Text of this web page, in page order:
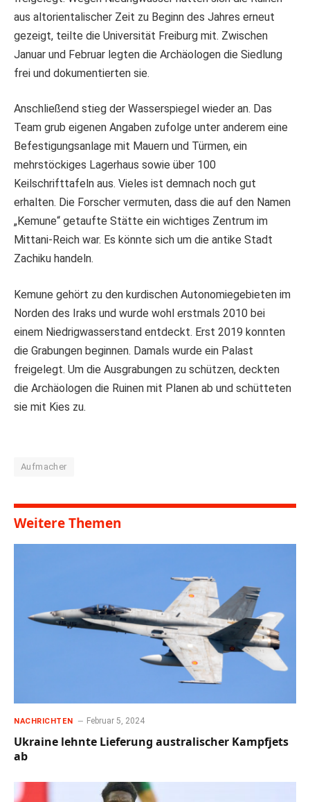
aus altorientalischer Zeit zu Beginn des Jahres erneut
gezeigt, teilte die Universität Freiburg mit. Zwischen
Januar und Februar legten die Archäologen die Siedlung
frei und dokumentierten sie.
Anschließend stieg der Wasserspiegel wieder an. Das
Team grub eigenen Angaben zufolge unter anderem eine
Befestigungsanlage mit Mauern und Türmen, ein
mehrstöckiges Lagerhaus sowie über 100
Keilschrifttafeln aus. Vieles ist demnach noch gut
erhalten. Die Forscher vermuten, dass die auf den Namen
„Kemune“ getaufte Stätte ein wichtiges Zentrum im
Mittani-Reich war. Es könnte sich um die antike Stadt
Zachiku handeln.
Kemune gehört zu den kurdischen Autonomiegebieten im
Norden des Iraks und wurde wohl erstmals 2010 bei
einem Niedrigwasserstand entdeckt. Erst 2019 konnten
die Grabungen beginnen. Damals wurde ein Palast
freigelegt. Um die Ausgrabungen zu schützen, deckten
die Archäologen die Ruinen mit Planen ab und schütteten
sie mit Kies zu.
Aufmacher
Weitere Themen
NACHRICHTEN Februar 5, 2024
Ukraine lehnte Lieferung australischer Kampfjets
ab